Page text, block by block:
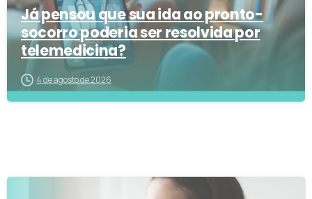
Já pensou que sua ida ao pronto-
socorro poderia ser resolvida por
telemedicina?
4 de agosto de 2026